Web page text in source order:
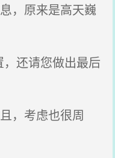
，原来是高天巍
还请您做出最后
，考虑也很周